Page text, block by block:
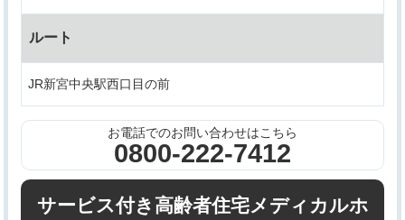
ルート
JR新宮中央駅西口目の前
お電話でのお問い合わせはこちら
0800-222-7412
サービス付き高齢者住宅メディカルホ